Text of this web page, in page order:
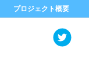
プロジェクト概要